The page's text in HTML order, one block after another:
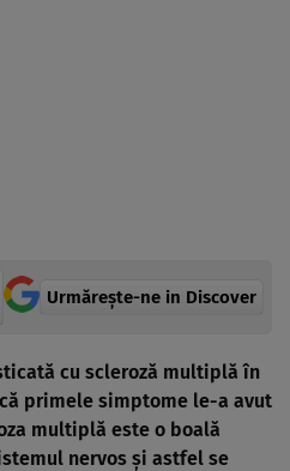
Urmărește-ne in Discover
cu scleroză multiplă în
primele simptome le-a avut
multiplă este o boală
nervos și astfel se